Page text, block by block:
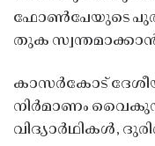
ഫോൺപേയുടെ
തുക
കാസർകോട്
നിർമാണം
വിദ്യാർഥികൾ,